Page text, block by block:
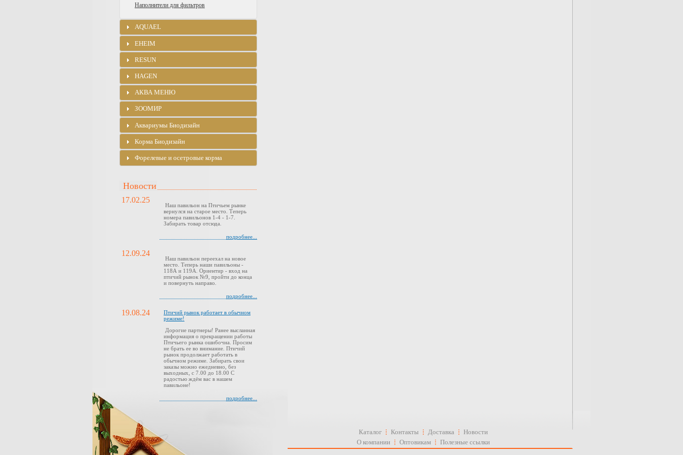
Наполнители для фильтров
AQUAEL
EHEIM
RESUN
HAGEN
АКВА МЕНЮ
ЗООМИР
Аквариумы Биодизайн
Корма Биодизайн
Форелевые и осетровые корма
Новости
17.02.25
Наш павильон на Птичьем рынке
вернулся на старое место. Теперь
номера павильонов 1-4 - 1-7.
Забирать товар отсюда.
подробнее...
12.09.24
Наш павильон переехал на новое
место. Теперь наши павильоны -
118А и 119А. Ориентир - вход на
птичий рынок №9, пройти до конца
и повернуть направо.
подробнее...
19.08.24
Птичий рынок работает в обычном
режиме!
Дорогие партнеры! Ранее высланная
информация о прекращении работы
Птичьего рынка ошибочна. Просим
не брать ее во внимание. Птичий
рынок продолжает работать в
обычном режиме. Забирать свои
заказы можно ежедневно, без
выходных, с 7.00 до 18.00 С
радостью ждём вас в нашем
павильоне!
подробнее...
Каталог Контакты Доставка
Новости
О компании
Оптовикам Полезные ссылки